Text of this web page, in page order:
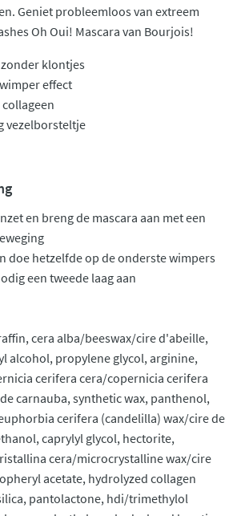
Geniet probleemloos van extreem
Oh Oui! Mascara van Bourjois!
klontjes
effect
vezelborsteltje
en breng de mascara aan met een
doe hetzelfde op de onderste wimpers
een tweede laag aan
cera alba/beeswax/cire d'abeille,
alcohol, propylene glycol, arginine,
cerifera cera/copernicia cerifera
carnauba, synthetic wax, panthenol,
cerifera (candelilla) wax/cire de
caprylyl glycol, hectorite,
cera/microcrystalline wax/cire
acetate, hydrolyzed collagen
pantolactone, hdi/trimethylol